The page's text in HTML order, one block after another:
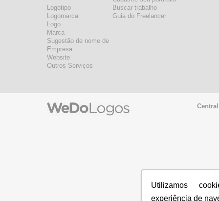
Utilizamos
experiência de
Logotipo
Logomarca
Logo
Marca
Sugestão de nome de
Empresa
Website
Outros Serviços
Buscar trabalho
Guia do Freelancer